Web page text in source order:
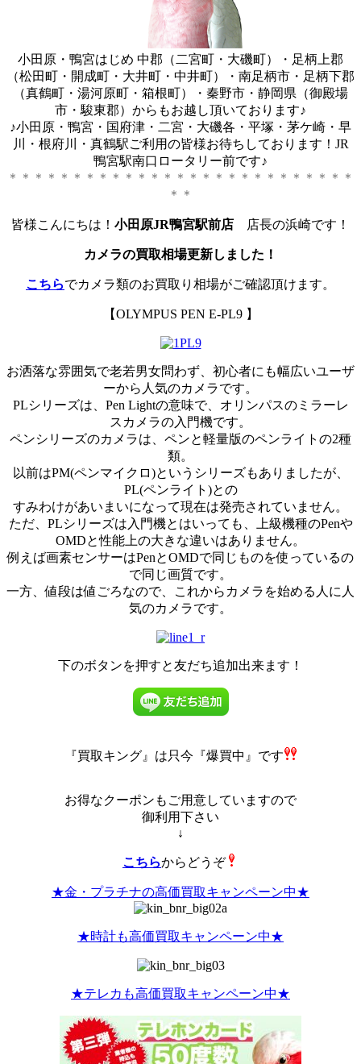
小田原・鴨宮はじめ 中郡（二宮町・大磯町）・足柄上郡
（松田町・開成町・大井町・中井町）・南足柄市・足柄下郡
（真鶴町・湯河原町・箱根町）・秦野市・静岡県（御殿場
市・駿東郡）からもお越し頂いております♪
♪小田原・鴨宮・国府津・二宮・大磯各・平塚・茅ケ崎・早
川・根府川・真鶴駅ご利用の皆様お待ちしております！JR
鴨宮駅南口ロータリー前です♪
＊＊＊＊＊＊＊＊＊＊＊＊＊＊＊＊＊＊＊＊＊＊＊＊＊＊＊
＊＊
皆様こんにちは！ 小田原JR鴨宮駅前店 店長の浜崎です！
カメラの買取相場更新しました！
こちらでカメラ類のお買取り相場がご確認頂けます。
【OLYMPUS PEN E-PL9 】
お洒落な雰囲気で老若男女問わず、初心者にも幅広いユーザ
ーから人気のカメラです。
PLシリーズは、Pen Lightの意味で、オリンパスのミラーレ
スカメラの入門機です。
ペンシリーズのカメラは、ペンと軽量版のペンライトの2種
類。
以前はPM(ペンマイクロ)というシリーズもありましたが、
PL(ペンライト)との
すみわけがあいまいになって現在は発売されていません。
ただ、PLシリーズは入門機とはいっても、上級機種のPenや
OMDと性能上の大きな違いはありません。
例えば画素センサーはPenとOMDで同じものを使っているの
で同じ画質です。
一方、値段は値ごろなので、これからカメラを始める人に人
気のカメラです。
下のボタンを押すと友だち追加出来ます！
『買取キング』は只今『爆買中』です
お得なクーポンもご用意していますので
御利用下さい
↓
こちらからどうぞ
★金・プラチナの高価買取キャンペーン中★
★時計も高価買取キャンペーン中★
★テレカも高価買取キャンペーン中★